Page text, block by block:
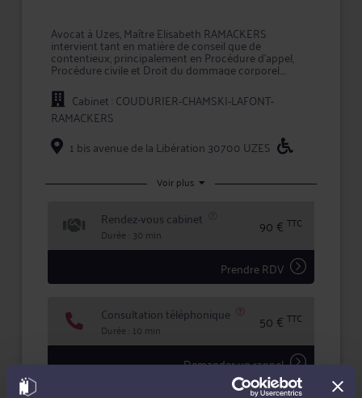
Avocat à Uzes, Maître Elisabeth RAMACKERS
intervient tant en matière de conseil que de
contentieux, principalement en Procédure d'appel,
Procédure civile et Droit du dommage corporel.
Maître RAMACKERS apporte à ses clients la
compétence et la réactivité indispensables à leur
information et à la défense de leurs intérêts, tant en
En confiant un dossier à Maître RAMACKERS, vous
traitement de votre dossier et des garanties qu'offre
la profession d'avocat en matière d'expertise et de
Cabinet : COUDURIER-CHAMSKI-LAFONT-
RAMACKERS
1 bis avenue de la Libération 30700 UZES
Voir plus
Rendez-vous cabinet
Durée : 30 min 90 € TTC
Prendre RDV
Consultation téléphonique
Durée : 10 min 50 € TTC
Demander un rappel